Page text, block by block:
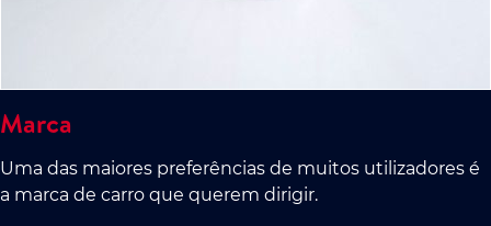
Marca
Uma das maiores preferências de muitos utilizadores é
a marca de carro que querem dirigir.